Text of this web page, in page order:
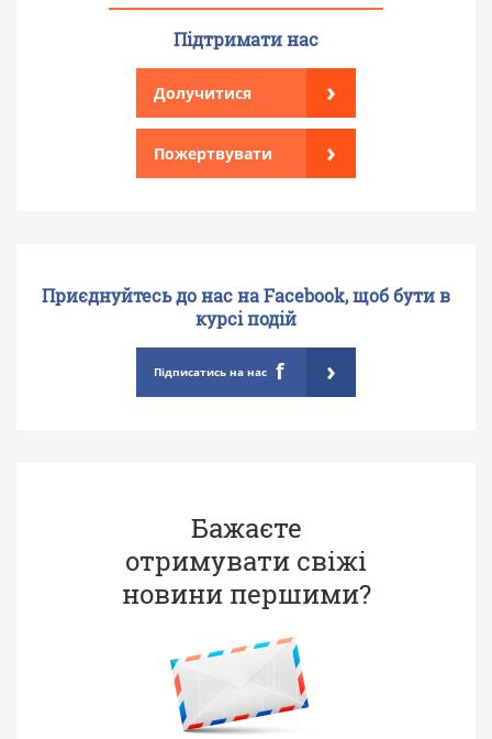
Підтримати нас
Долучитися ›
Пожертвувати ›
Приєднуйтесь до нас на Facebook, щоб бути в
курсі подій
Підписатись на нас f ›
Бажаєте
отримувати свіжі
новини першими?